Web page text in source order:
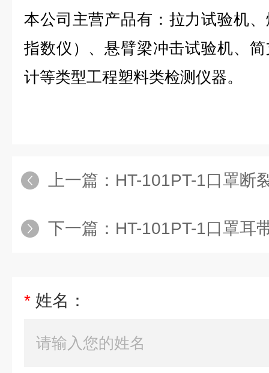
本公司 主营产品有：拉力试验机
指数仪）、悬臂梁冲击试验机、
计等类型工程塑料类检测仪器。
上一篇： HT-101PT-1口罩断
下一篇： HT-101PT-1口罩耳
* 姓名：